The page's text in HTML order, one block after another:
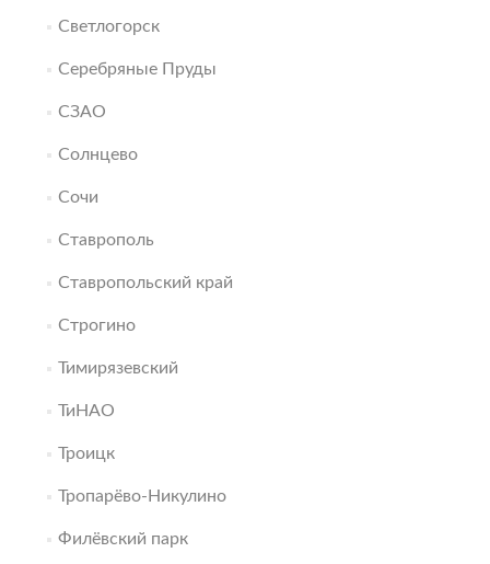
Светлогорск
Серебряные Пруды
СЗАО
Солнцево
Сочи
Ставрополь
Ставропольский край
Строгино
Тимирязевский
ТиНАО
Троицк
Тропарёво-Никулино
Филёвский парк